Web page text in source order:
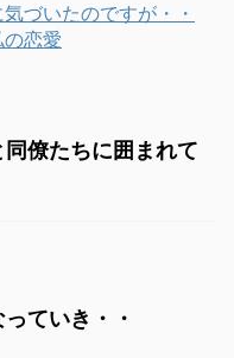
づいたのですが・・
恋愛
僚たちに囲まれて
ていき・・